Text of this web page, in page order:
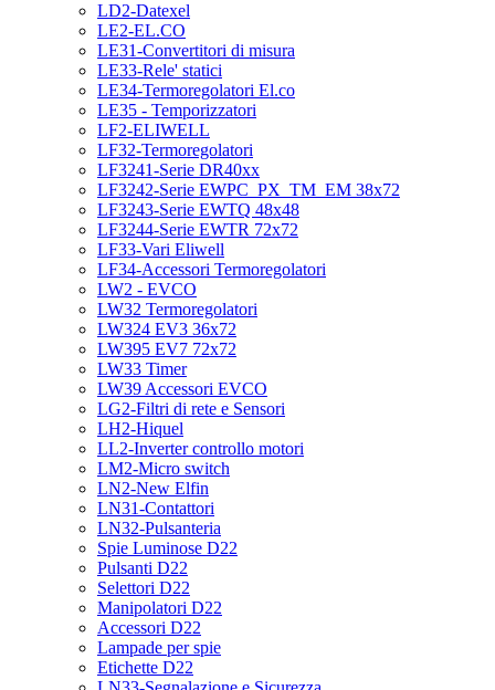
LD2-Datexel
LE2-EL.CO
LE31-Convertitori di misura
LE33-Rele' statici
LE34-Termoregolatori El.co
LE35 - Temporizzatori
LF2-ELIWELL
LF32-Termoregolatori
LF3241-Serie DR40xx
LF3242-Serie EWPC_PX_TM_EM 38x72
LF3243-Serie EWTQ 48x48
LF3244-Serie EWTR 72x72
LF33-Vari Eliwell
LF34-Accessori Termoregolatori
LW2 - EVCO
LW32 Termoregolatori
LW324 EV3 36x72
LW395 EV7 72x72
LW33 Timer
LW39 Accessori EVCO
LG2-Filtri di rete e Sensori
LH2-Hiquel
LL2-Inverter controllo motori
LM2-Micro switch
LN2-New Elfin
LN31-Contattori
LN32-Pulsanteria
Spie Luminose D22
Pulsanti D22
Selettori D22
Manipolatori D22
Accessori D22
Lampade per spie
Etichette D22